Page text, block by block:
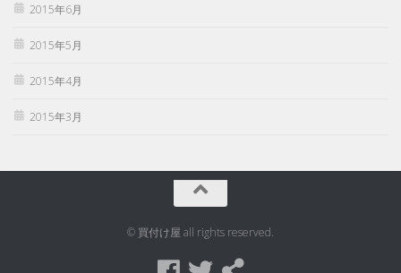
2015年6月
2015年5月
2015年4月
2015年3月
© 買付け屋 all rights reserved.